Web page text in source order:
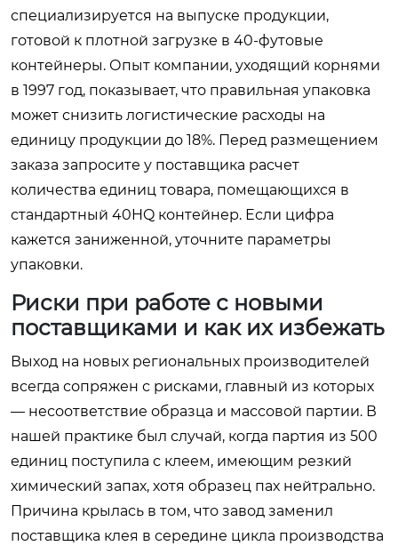
специализируется на выпуске продукции,
готовой к плотной загрузке в 40-футовые
контейнеры. Опыт компании, уходящий корнями
в 1997 год, показывает, что правильная упаковка
может снизить логистические расходы на
единицу продукции до 18%. Перед размещением
заказа запросите у поставщика расчет
количества единиц товара, помещающихся в
стандартный 40HQ контейнер. Если цифра
кажется заниженной, уточните параметры
упаковки.
Риски при работе с новыми
поставщиками и как их избежать
Выход на новых региональных производителей
всегда сопряжен с рисками, главный из которых
— несоответствие образца и массовой партии. В
нашей практике был случай, когда партия из 500
единиц поступила с клеем, имеющим резкий
химический запах, хотя образец пах нейтрально.
Причина крылась в том, что завод заменил
поставщика клея в середине цикла производства